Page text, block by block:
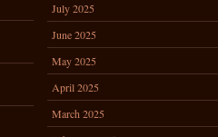
July 2025
June 2025
May 2025
April 2025
March 2025